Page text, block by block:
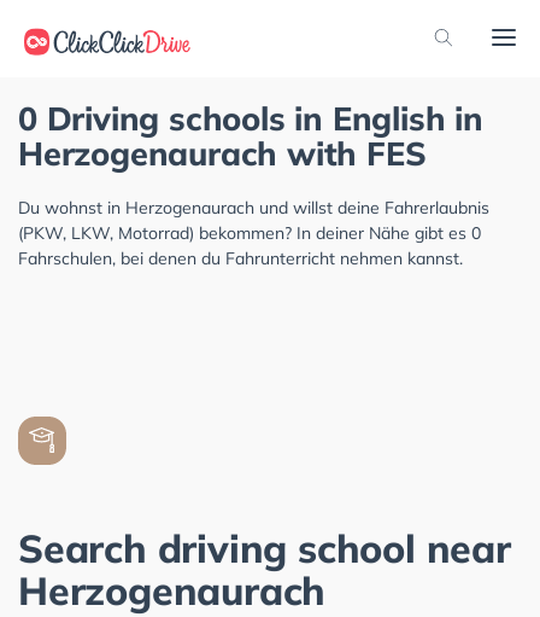
0 Driving schools in English in
Herzogenaurach with FES
Du wohnst in Herzogenaurach und willst deine Fahrerlaubnis
(PKW, LKW, Motorrad) bekommen? In deiner Nähe gibt es 0
Fahrschulen, bei denen du Fahrunterricht nehmen kannst.
Search driving school near
Herzogenaurach